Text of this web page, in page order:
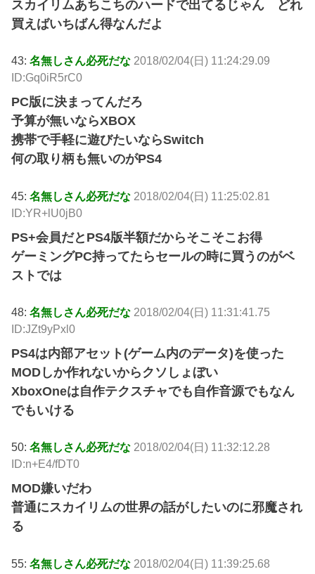
スカイリムあちこちのハードで出てるじゃん どれ
買えばいちばん得なんだよ
43:名無しさん必死だな 2018/02/04(日) 11:24:29.09
ID:Gq0iR5rC0
PC版に決まってんだろ
予算が無いならXBOX
携帯で手軽に遊びたいならSwitch
何の取り柄も無いのがPS4
45:名無しさん必死だな 2018/02/04(日) 11:25:02.81
ID:YR+lU0jB0
PS+会員だとPS4版半額だからそこそこお得
ゲーミングPC持ってたらセールの時に買うのがベ
ストでは
48:名無しさん必死だな 2018/02/04(日) 11:31:41.75
ID:JZt9yPxl0
PS4は内部アセット(ゲーム内のデータ)を使った
MODしか作れないからクソしょぼい
XboxOneは自作テクスチャでも自作音源でもなん
でもいける
50:名無しさん必死だな 2018/02/04(日) 11:32:12.28
ID:n+E4/fDT0
MOD嫌いだわ
普通にスカイリムの世界の話がしたいのに邪魔され
る
55:名無しさん必死だな 2018/02/04(日) 11:39:25.68